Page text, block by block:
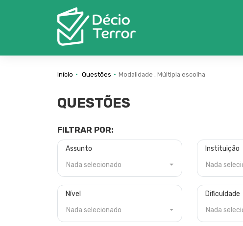
Início Questões Modalidade : Múltipla escolha
QUESTÕES
FILTRAR POR:
Assunto
Nada selecionado
Instituição
Nada
Nível
Nada selecionado
Dificuldade
Nada